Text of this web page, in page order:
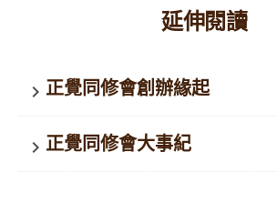
延伸閱讀
keyboard_arrow_right正覺同修會創辦緣起
keyboard_arrow_right正覺同修會大事紀